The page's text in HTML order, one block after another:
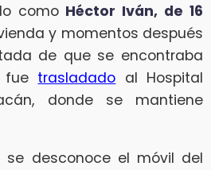
como Héctor Iván, de 16
y momentos después
de que se encontraba
fue trasladado al Hospital
donde se mantiene
desconoce el móvil del